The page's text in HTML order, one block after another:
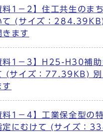
料1－2】住工共生のま
て (サイズ：
きます
料1－3】H25-H30補助
(サイズ：77.39KB) 別
す
料1－4】工業保全型の
定にむけて (サイズ：